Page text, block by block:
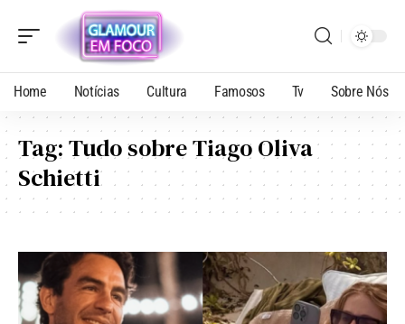
Home Notícias Cultura Famosos Tv Sobre Nós
Tag:Tudo sobre Tiago Oliva
Schietti